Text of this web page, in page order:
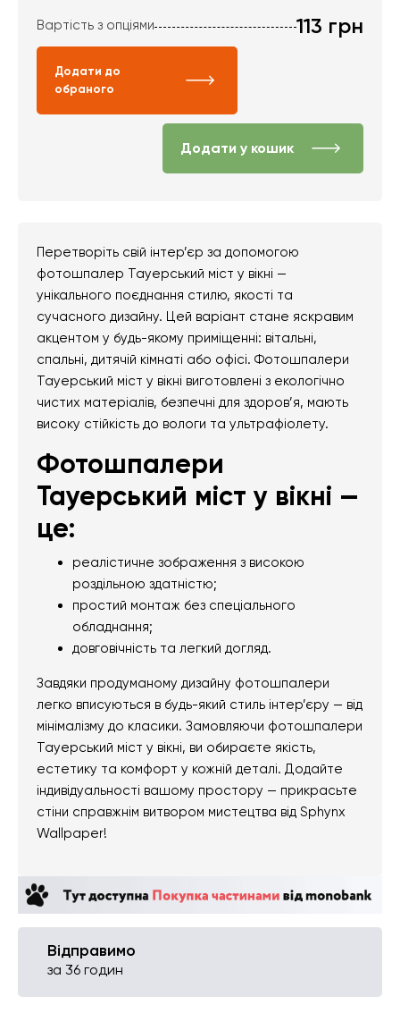
Вартість з опціями 113 грн
Додати до
обраного
Додати у кошик
Перетворіть свій інтер’єр за допомогою
фотошпалер Тауерський міст у вікні —
унікального поєднання стилю, якості та
сучасного дизайну. Цей варіант стане яскравим
акцентом у будь-якому приміщенні: вітальні,
спальні, дитячій кімнаті або офісі. Фотошпалери
Тауерський міст у вікні виготовлені з екологічно
чистих матеріалів, безпечні для здоров’я, мають
високу стійкість до вологи та ультрафіолету.
Фотошпалери
Тауерський міст у вікні —
це:
реалістичне зображення з високою
роздільною здатністю;
простий монтаж без спеціального
обладнання;
довговічність та легкий догляд.
Завдяки продуманому дизайну фотошпалери
легко вписуються в будь-який стиль інтер’єру — від
мінімалізму до класики. Замовляючи фотошпалери
Тауерський міст у вікні, ви обираєте якість,
естетику та комфорт у кожній деталі. Додайте
індивідуальності вашому простору — прикрасьте
стіни справжнім витвором мистецтва від Sphynx
Wallpaper!
Відправимо
за 36 годин